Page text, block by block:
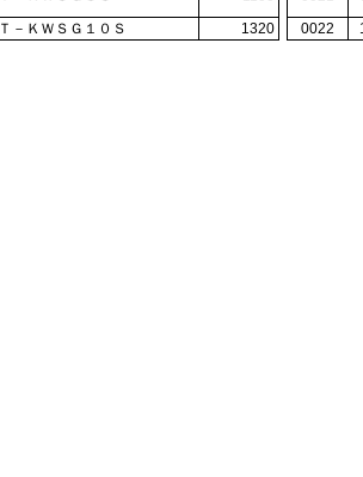
Ｔ－ＫＷＳＧ１０Ｓ 1320 0022